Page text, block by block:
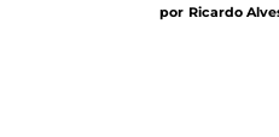
por Ricardo